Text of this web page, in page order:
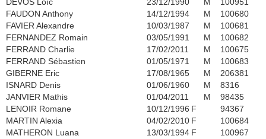
FAUDON Anthony
14/12/1994 M
100680
FAVIER Alexandre
10/03/1987 M
100681
FERNANDEZ Romain
03/05/1991 M
100682
FERRAND Charlie
17/02/2011 M
100675
FERRAND Sébastien
01/05/1971 M
100683
GIBERNE Eric
17/08/1965 M
206381
ISNARD Denis
01/06/1960 M
8316
JANVIER Mathis
01/04/2011 M
98435
LENOIR Romane
10/12/1996 F
94367
MARTIN Alexia
04/02/2010 F
100684
MATHERON Luana
13/03/1994 F
100967